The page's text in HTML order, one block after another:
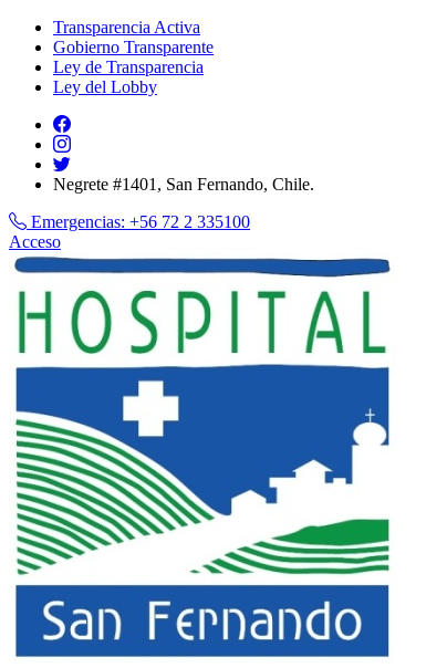
Transparencia Activa
Gobierno Transparente
Ley de Transparencia
Ley del Lobby
Negrete #1401, San Fernando, Chile.
Emergencias: +56 72 2 335100
Acceso